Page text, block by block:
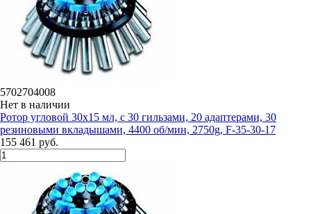
5702704008
Нет в наличии
Ротор угловой 30х15 мл, c 30 гильзами, 20 адаптерами, 30
резиновыми вкладышами, 4400 об/мин, 2750g, F-35-30-17
155 461 руб.